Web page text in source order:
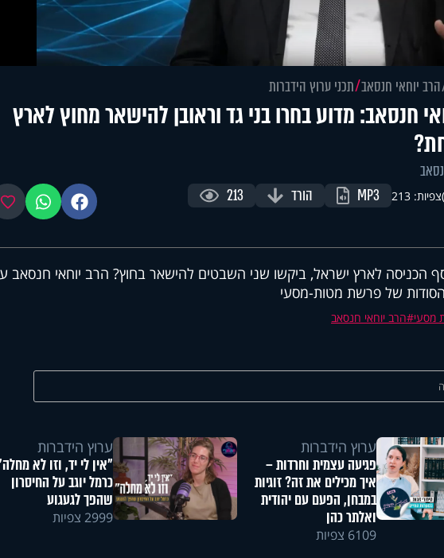
Video
הרב יוחאי חנסאב תכני ערוץ הידברות
חנסאב: מדוע בחרו בני גד וראובן להישאר מחוץ לארץ
צפיות: 213 MP3 הורד 213 פייסבוקווטסאפ
הכניסה לארץ ישראל, ביקשו שני השבטים להישאר בחוץ? הרב יוחאי חנסאב
של פרשת מטות-מסעי
מסעי הרב יוחאי חנסאב
ערוץ הידברות
פגיעה עצמית וחרדות –
איך מכילים את זה? זוגיות
במבחן, הפעם עם יהודית
ואלתר כהן
6109 צפיות
ערוץ הידברות
"אין לי יד, וזו לא
כרמל יוגב על החיסרון
שהפך לגעגוע
2999 צפיות